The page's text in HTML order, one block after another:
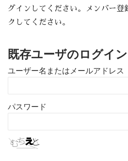
グインしてください。メンバー登
クしてください。
既存ユーザのログイン
ユーザー名またはメールアドレス
パスワード